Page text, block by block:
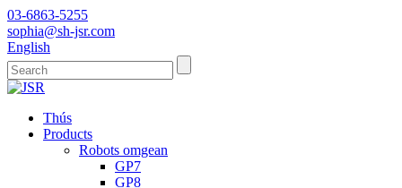
03-6863-5255
sophia@sh-jsr.com
English
Thús
Products
Robots omgean
GP7
GP8